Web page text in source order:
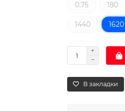
0.75
180
1440 1620
В закладки